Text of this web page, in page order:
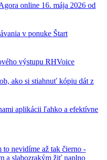
online 16. mája 2026 od
v ponuke Štart
výstupu RHVoice
ako si stiahnuť kópiu dát z
aplikácii ľahko a efektívne